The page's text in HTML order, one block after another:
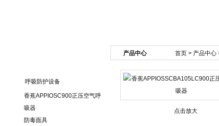
呼吸防护设备
香蕉APPIOSC900正压空气呼
吸器
防毒面具
首页 > 产品中心
产品中心
点击放大